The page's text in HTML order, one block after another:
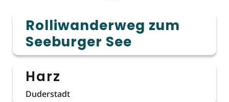
Rolliwanderweg zum
Seeburger See
Harz
Duderstadt